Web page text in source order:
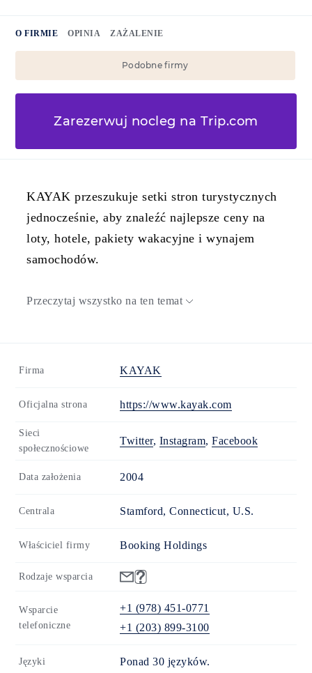
O FIRMIE OPINIA ZAŻALENIE
Podobne firmy
Zarezerwuj nocleg na Trip.com
KAYAK przeszukuje setki stron turystycznych
jednocześnie, aby znaleźć najlepsze ceny na
loty, hotele, pakiety wakacyjne i wynajem
samochodów.
Przeczytaj wszystko na ten temat
Firma KAYAK
Oficjalna strona https://www.kayak.com
Sieci
społecznościowe
Twitter, Instagram, Facebook
Data założenia 2004
Centrala Stamford, Connecticut, U.S.
Właściciel firmy Booking Holdings
Rodzaje wsparcia
Wsparcie
telefoniczne
+1 (978) 451-0771
+1 (203) 899-3100
Języki Ponad 30 języków.